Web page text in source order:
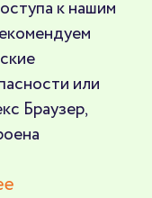
к нашим
или
Браузер,